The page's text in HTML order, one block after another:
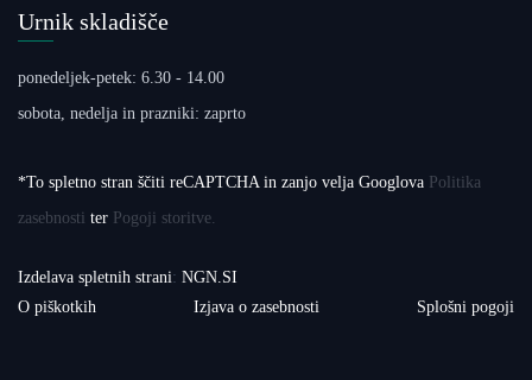
Urnik skladišče
ponedeljek-petek: 6.30 - 14.00
sobota, nedelja in prazniki: zaprto
*To spletno stran ščiti reCAPTCHA in zanjo velja Googlova Politika
zasebnosti ter Pogoji storitve.
Izdelava spletnih strani: NGN.SI
O piškotkih
Izjava o zasebnosti Splošni pogoji